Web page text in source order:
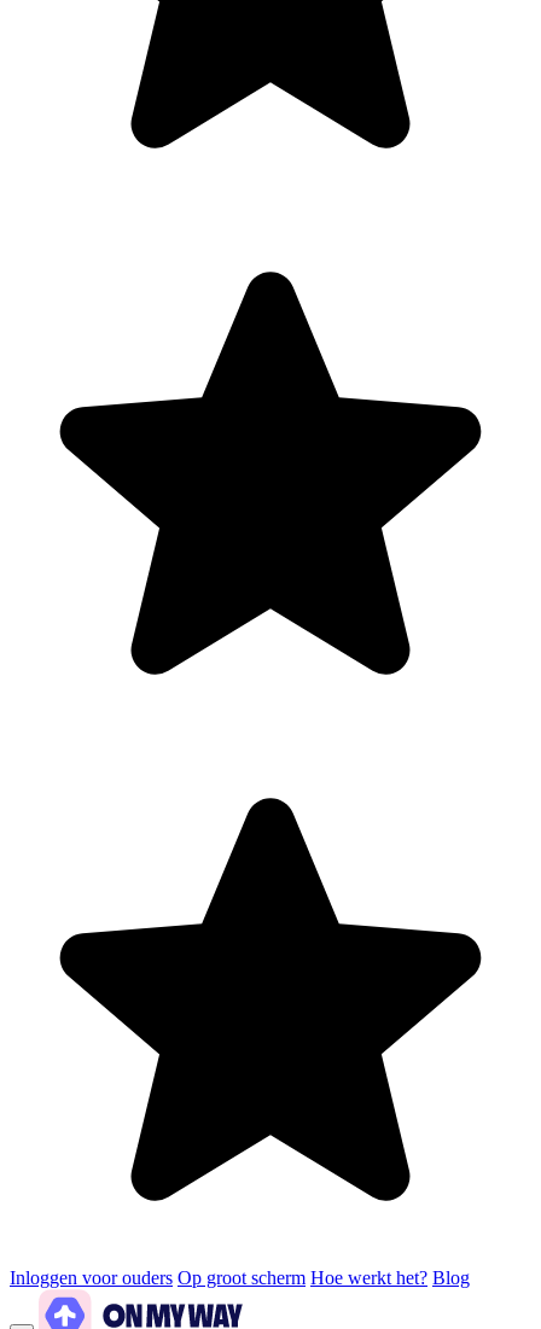
Inloggen voor ouders Op groot scherm Hoe werkt het? Blog